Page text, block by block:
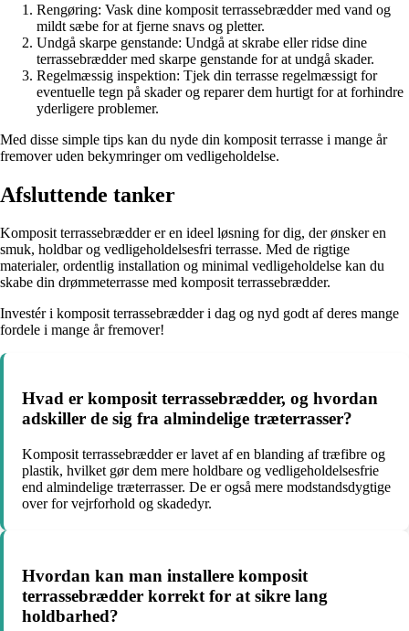
Rengøring: Vask dine komposit terrassebrædder med vand og
mildt sæbe for at fjerne snavs og pletter.
Undgå skarpe genstande: Undgå at skrabe eller ridse dine
terrassebrædder med skarpe genstande for at undgå skader.
Regelmæssig inspektion: Tjek din terrasse regelmæssigt for
eventuelle tegn på skader og reparer dem hurtigt for at forhindre
yderligere problemer.
Med disse simple tips kan du nyde din komposit terrasse i mange år
fremover uden bekymringer om vedligeholdelse.
Afsluttende tanker
Komposit terrassebrædder er en ideel løsning for dig, der ønsker en
smuk, holdbar og vedligeholdelsesfri terrasse. Med de rigtige
materialer, ordentlig installation og minimal vedligeholdelse kan du
skabe din drømmeterrasse med komposit terrassebrædder.
Investér i komposit terrassebrædder i dag og nyd godt af deres mange
fordele i mange år fremover!
Hvad er komposit terrassebrædder, og hvordan
adskiller de sig fra almindelige træterrasser?
Komposit terrassebrædder er lavet af en blanding af træfibre og
plastik, hvilket gør dem mere holdbare og vedligeholdelsesfrie
end almindelige træterrasser. De er også mere modstandsdygtige
over for vejrforhold og skadedyr.
Hvordan kan man installere komposit
terrassebrædder korrekt for at sikre lang
holdbarhed?